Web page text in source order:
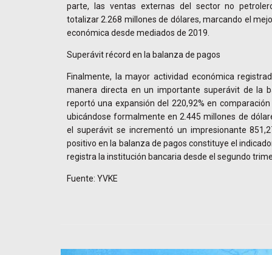
parte, las ventas externas del sector no
totalizar 2.268 millones de dólares, marcando el
económica desde mediados de 2019.
Superávit récord en la balanza de pagos
Finalmente, la mayor actividad económica
manera directa en un importante superávit de la
reportó una expansión del 220,92% en
ubicándose formalmente en 2.445 millones de
el superávit se incrementó un impresionante
positivo en la balanza de pagos constituye el
registra la institución bancaria desde el segundo
Fuente: YVKE